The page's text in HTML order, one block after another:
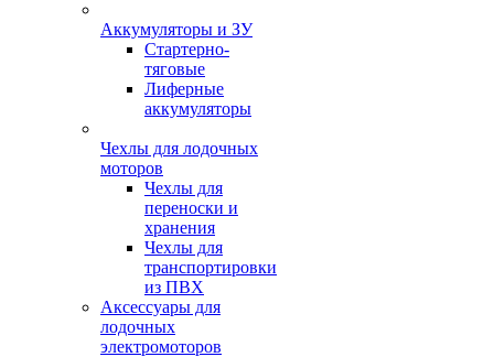
Аккумуляторы и ЗУ
Стартерно-
тяговые
Лиферные
аккумуляторы
Чехлы для лодочных
моторов
Чехлы для
переноски и
хранения
Чехлы для
транспортировки
из ПВХ
Аксессуары для
лодочных
электромоторов